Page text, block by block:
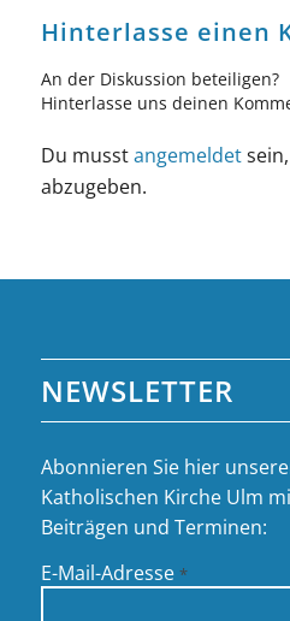
Hinterlasse einen
An der Diskussion beteiligen?
Hinterlasse uns deinen
Du musstangemeldet
abzugeben.
NEWSLETTER
Abonnieren Sie hier
Katholischen Kirche Ulm
Beiträgen und Terminen:
E-Mail-Adresse *